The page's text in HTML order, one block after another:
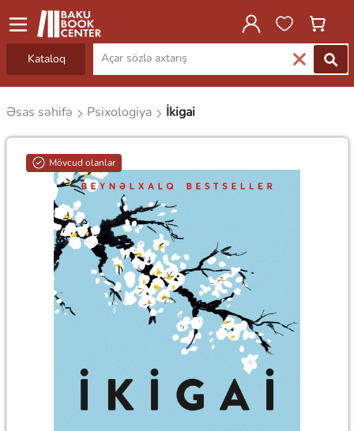
Kataloq
Əsas səhifə Psixologiya İkigai
Mövcud olanlar